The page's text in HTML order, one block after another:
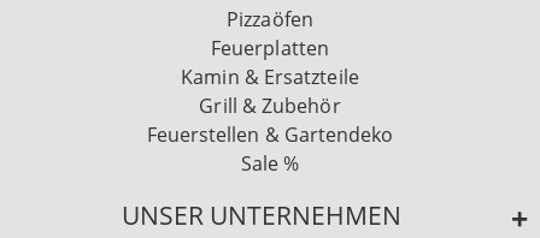
Pizzaöfen
Feuerplatten
Kamin & Ersatzteile
Grill & Zubehör
Feuerstellen & Gartendeko
Sale %
UNSER UNTERNEHMEN